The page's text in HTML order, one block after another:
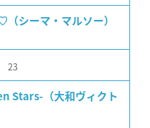
シーマ・マルソー）
23
Stars-（大和ヴィクト